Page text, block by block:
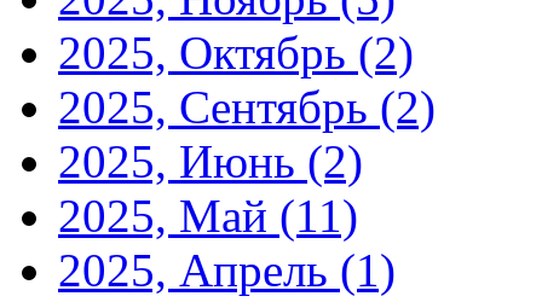
2025, Октябрь (2)
2025, Сентябрь (2)
2025, Июнь (2)
2025, Май (11)
2025, Апрель (1)